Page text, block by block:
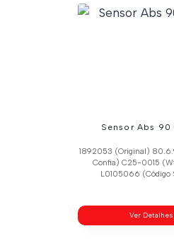
Sensor Abs 90
1892053 (Original)
Confia) C25-0015
L0105066 (Código
Ver Detalhes